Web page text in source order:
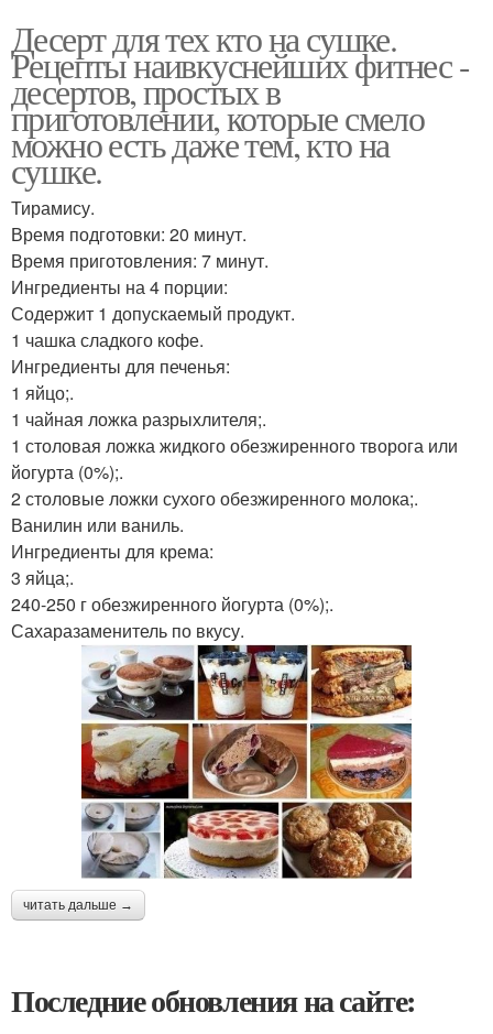
Десерт для тех кто на сушке.
Рецепты наивкуснейших фитнес -
десертов, простых в
приготовлении, которые смело
можно есть даже тем, кто на
сушке.
Тирамису.
Время подготовки: 20 минут.
Время приготовления: 7 минут.
Ингредиенты на 4 порции:
Содержит 1 допускаемый продукт.
1 чашка сладкого кофе.
Ингредиенты для печенья:
1 яйцо;.
1 чайная ложка разрыхлителя;.
1 столовая ложка жидкого обезжиренного творога или
йогурта (0%);.
2 столовые ложки сухого обезжиренного молока;.
Ванилин или ваниль.
Ингредиенты для крема:
3 яйца;.
240-250 г обезжиренного йогурта (0%);.
Сахаразаменитель по вкусу.
читать дальше →
Последние обновления на сайте: